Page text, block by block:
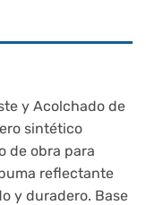
y Acolchado de
sintético
de obra para
reflectante
y duradero. Base